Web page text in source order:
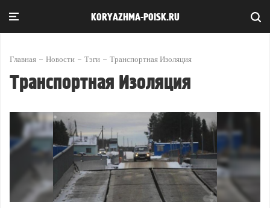
KORYAZHMA-POISK.RU
Главная Новости Тэги Транспортная Изоляция
Транспортная Изоляция